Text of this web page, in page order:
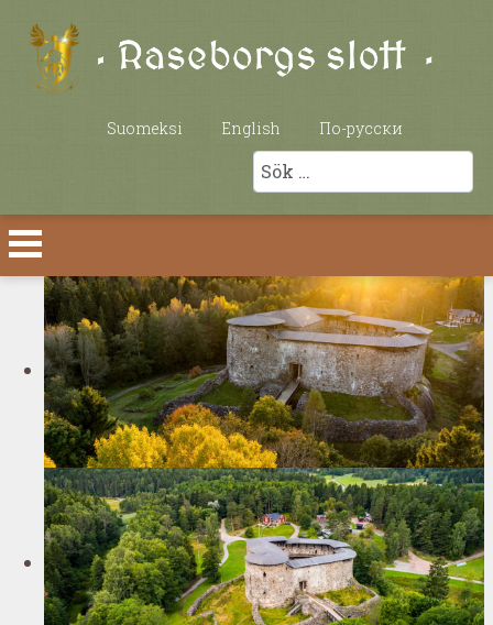
Välj ditt språkSuomeksi English По-русски
Sök